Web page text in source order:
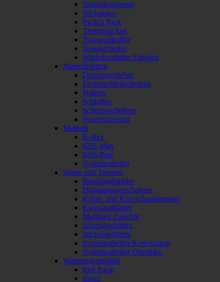
Staubabsaugung
Stichsägen
Switch Pack
Thermojacken
Transportkoffer
Trennschleifer
Winkelschleifer Zubehör
Materialabtrag
Diamantzubehör
Fächerschleifscheiben
Polierer
Schleifen
Schruppscheiben
Systemzubehör
Meißeln
K-Hex
SDS-Max
SDS-Plus
Systemzubehör
Sägen und Trennen
Bandsägebänder
Diamanttrennscheiben
Kabel- und Rohrschneidmesser
Kreissägeblätter
Multitool Zubehör
Säbelsägeblätter
Stichsägeblätter
Systemzubehör Kettensägen
Systemzubehör Oberfräse
Warenpräsentation
Red Rack
Rows